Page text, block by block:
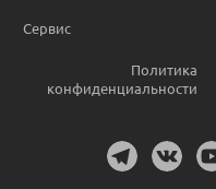
Сервис
Политика
конфиденциальности